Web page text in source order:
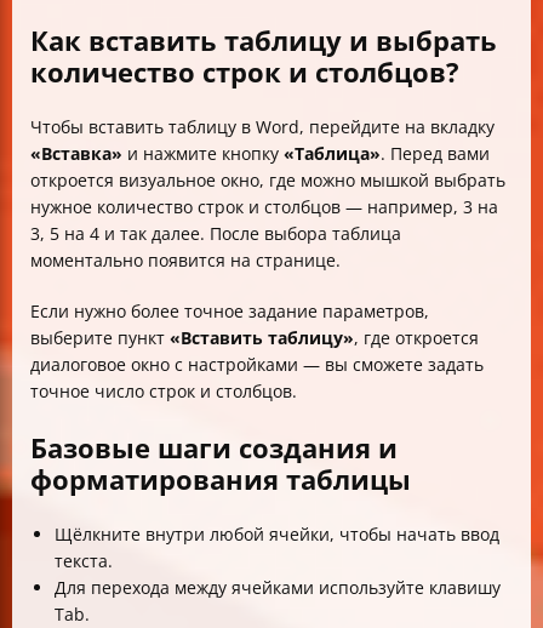
Как вставить таблицу и выбрать
количество строк и столбцов?
Чтобы вставить таблицу в Word, перейдите на вкладку
«Вставка» и нажмите кнопку «Таблица». Перед вами
откроется визуальное окно, где можно мышкой выбрать
нужное количество строк и столбцов — например, 3 на
3, 5 на 4 и так далее. После выбора таблица
моментально появится на странице.
Если нужно более точное задание параметров,
выберите пункт «Вставить таблицу», где откроется
диалоговое окно с настройками — вы сможете задать
точное число строк и столбцов.
Базовые шаги создания и
форматирования таблицы
Щёлкните внутри любой ячейки, чтобы начать ввод
текста.
Для перехода между ячейками используйте клавишу
Tab.